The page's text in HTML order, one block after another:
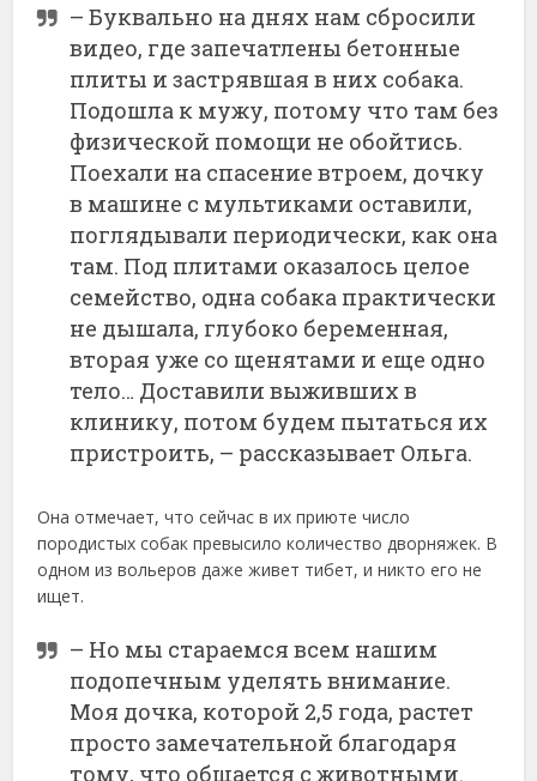
– Буквально на днях нам сбросили
видео, где запечатлены бетонные
плиты и застрявшая в них собака.
Подошла к мужу, потому что там без
физической помощи не обойтись.
Поехали на спасение втроем, дочку
в машине с мультиками оставили,
поглядывали периодически, как она
там. Под плитами оказалось целое
семейство, одна собака практически
не дышала, глубоко беременная,
вторая уже со щенятами и еще одно
тело… Доставили выживших в
клинику, потом будем пытаться их
пристроить, – рассказывает Ольга.
Она отмечает, что сейчас в их приюте число
породистых собак превысило количество дворняжек. В
одном из вольеров даже живет тибет, и никто его не
ищет.
– Но мы стараемся всем нашим
подопечным уделять внимание.
Моя дочка, которой 2,5 года, растет
просто замечательной благодаря
тому, что общается с животными.